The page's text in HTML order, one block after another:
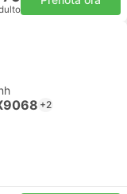
+2